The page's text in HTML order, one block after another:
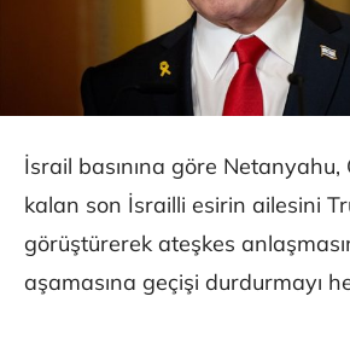
İsrail basınına göre Netanyahu,
kalan son İsrailli esirin ailesini
görüştürerek ateşkes
aşamasına geçişi durdurmayı